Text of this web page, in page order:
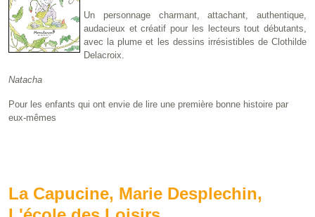
Un personnage charmant, attachant, authentique,
audacieux et créatif pour les lecteurs tout débutants,
avec la plume et les dessins irrésistibles de Clothilde
Delacroix.
Natacha
Pour les enfants qui ont envie de lire une première bonne histoire par
eux-mêmes
La Capucine, Marie Desplechin,